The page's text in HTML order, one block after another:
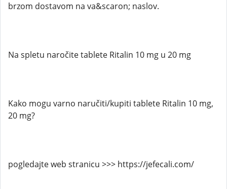
brzom dostavom na va&scaron; naslov.
Na spletu naročite tablete Ritalin 10 mg u 20 mg
Kako mogu varno naručiti/kupiti tablete Ritalin 10 mg,
20 mg?
pogledajte web stranicu >>> https://jefecali.com/